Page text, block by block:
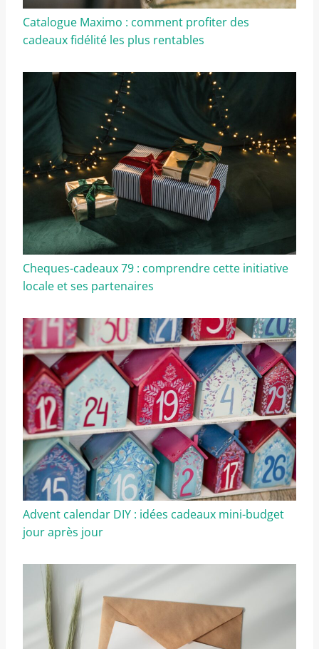
Catalogue Maximo : comment profiter des
cadeaux fidélité les plus rentables
Cheques-cadeaux 79 : comprendre cette initiative
locale et ses partenaires
Advent calendar DIY : idées cadeaux mini-budget
jour après jour